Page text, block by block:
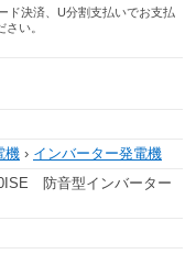
ド決済、U分割支払いでお支払
さい。
機 › インバーター発電機
防音型インバーター